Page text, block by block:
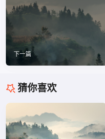
下一篇
猜你喜欢